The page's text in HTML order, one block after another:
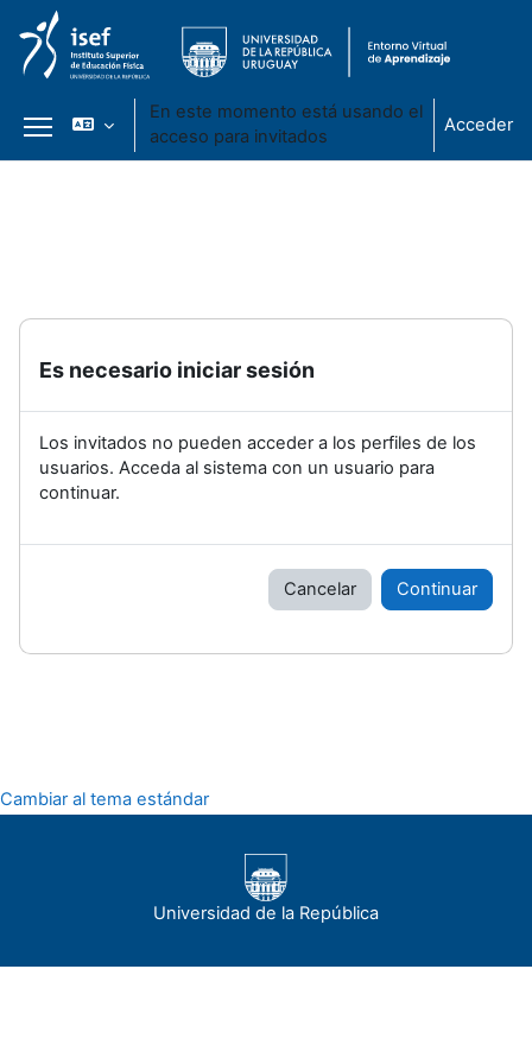
Panel lateral
En este momento está usando el
acceso para invitados
Acceder
Es necesario iniciar sesión
Los invitados no pueden acceder a los perfiles de los
usuarios. Acceda al sistema con un usuario para
continuar.
Cancelar Continuar
Cambiar al tema estándar
Universidad de la República